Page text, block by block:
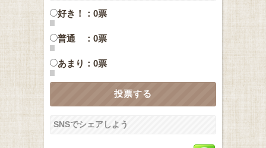
好き！：0票
普通 ：0票
あまり：0票
SNSでシェアしよう